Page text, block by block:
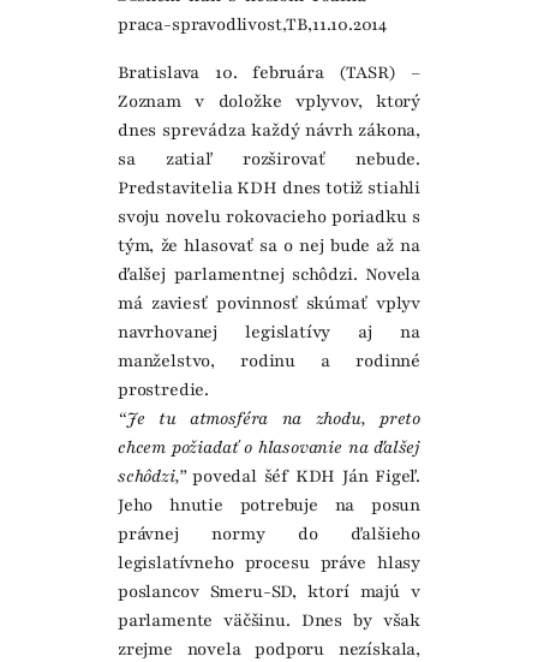
Bratislava 10. februára (TASR) –
Zoznam v doložke vplyvov, ktorý
dnes sprevádza každý návrh zákona,
sa zatiaľ rozširovať nebude.
Predstavitelia KDH dnes totiž stiahli
svoju novelu rokovacieho poriadku s
tým, že hlasovať sa o nej bude až na
ďalšej parlamentnej schôdzi. Novela
má zaviesť povinnosť skúmať vplyv
navrhovanej legislatívy aj na
manželstvo, rodinu a rodinné
prostredie.
“Je tu atmosféra na zhodu, preto
chcem požiadať o hlasovanie na ďalšej
schôdzi,”povedal šéf KDH Ján Figeľ.
Jeho hnutie potrebuje na posun
právnej normy do ďalšieho
legislatívneho procesu práve hlasy
poslancov Smeru-SD, ktorí majú v
parlamente väčšinu. Dnes by však
zrejme novela podporu nezískala,